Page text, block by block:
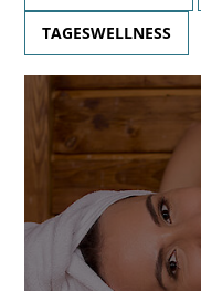
TAGESWELLNESS